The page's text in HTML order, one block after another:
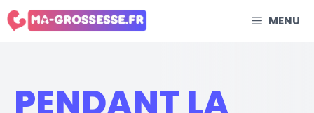
Aller
au
MENU
PENDANT LA